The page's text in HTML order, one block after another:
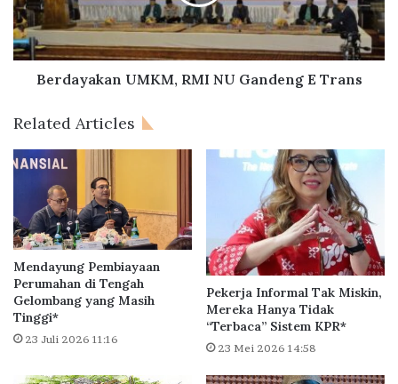
R
u
m
a
p
e
U
n
t
u
k
R
a
a
k
a
K
M
,
I
N
U
G
a
n
d
Berdayakan UMKM, RMI NU Gandeng E Trans
Related Articles
Mendayung Pembiayaan
Perumahan di Tengah
Gelombang yang Masih
Tinggi*
23 Juli 2026 11:16
Pekerja Informal Tak Miskin,
Mereka Hanya Tidak
“Terbaca” Sistem KPR*
23 Mei 2026 14:58